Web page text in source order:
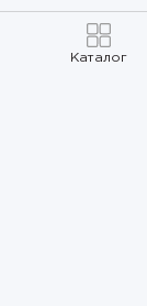
Каталог